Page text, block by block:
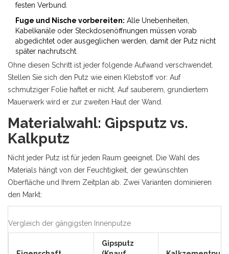
festen Verbund.
Fuge und Nische vorbereiten: Alle Unebenheiten,
Kabelkanäle oder Steckdosenöffnungen müssen vorab
abgedichtet oder ausgeglichen werden, damit der Putz nicht
später nachrutscht.
Ohne diesen Schritt ist jeder folgende Aufwand verschwendet.
Stellen Sie sich den Putz wie einen Klebstoff vor: Auf
schmutziger Folie haftet er nicht. Auf sauberem, grundiertem
Mauerwerk wird er zur zweiten Haut der Wand.
Materialwahl: Gipsputz vs.
Kalkputz
Nicht jeder Putz ist für jeden Raum geeignet. Die Wahl des
Materials hängt von der Feuchtigkeit, der gewünschten
Oberfläche und Ihrem Zeitplan ab. Zwei Varianten dominieren
den Markt:
Vergleich der gängigsten Innenputze
Gipsputz